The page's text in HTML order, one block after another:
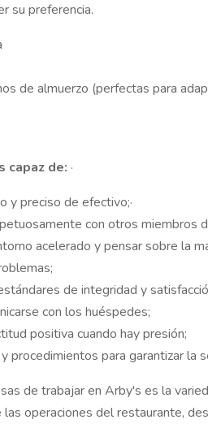
su preferencia.
de almuerzo (perfectas para
capaz de: ·
y preciso de efectivo;·
con otros miembros
acelerado y pensar sobre la
de integridad y
con los huéspedes;
positiva cuando hay presión;
procedimientos para garantizar la
de trabajar en Arby's es la
operaciones del restaurante,